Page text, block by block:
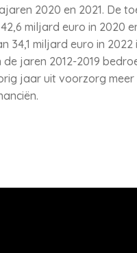
2020 en 2021. De
miljard euro in 2020
34,1 miljard euro in
jaren 2012-2019
jaar uit voorzorg